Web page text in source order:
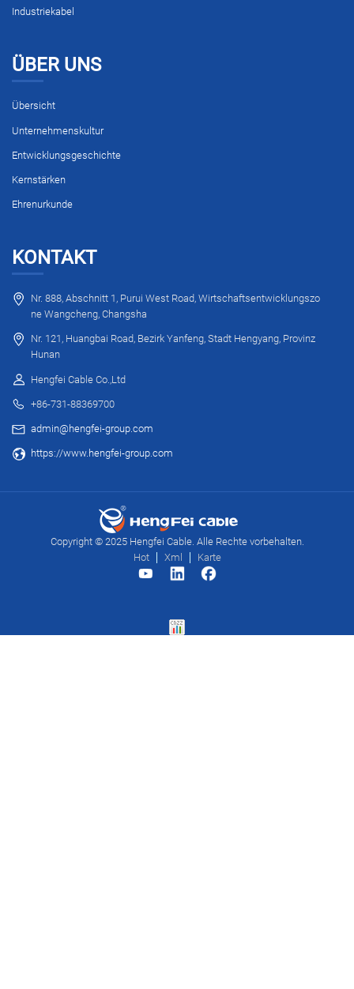
Industriekabel
ÜBER UNS
Übersicht
Unternehmenskultur
Entwicklungsgeschichte
Kernstärken
Ehrenurkunde
KONTAKT
Nr. 888, Abschnitt 1, Purui West Road, Wirtschaftsentwicklungszo
ne Wangcheng, Changsha
Nr. 121, Huangbai Road, Bezirk Yanfeng, Stadt Hengyang, Provinz
Hunan
Hengfei Cable Co.,Ltd
+86-731-88369700
admin@hengfei-group.com
https://www.hengfei-group.com
Copyright © 2025 Hengfei Cable. Alle Rechte vorbehalten.
Hot
Xml Karte